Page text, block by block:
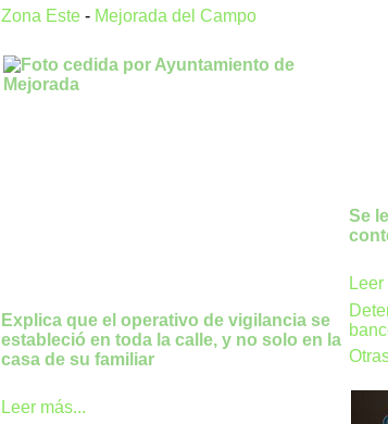
Zona Este - Mejorada del Campo
Explica que el operativo de vigilancia se
estableció en toda la calle, y no solo en la
casa de su familiar
Leer más...
Se
Leer